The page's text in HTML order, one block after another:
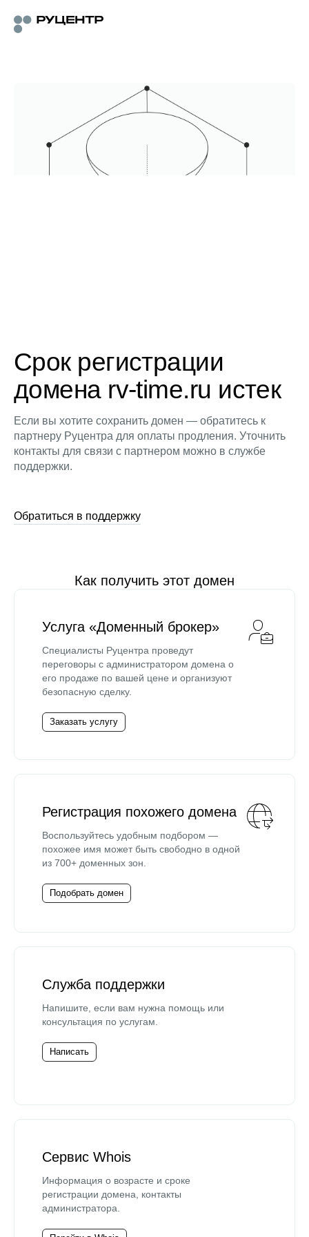
Срок регистрации
домена rv-time.ru истек
Если вы хотите сохранить домен — обратитесь к
партнеру Руцентра для оплаты продления. Уточнить
контакты для связи с партнером можно в службе
поддержки.
Обратиться в поддержку
Как получить этот домен
Услуга «Доменный брокер»
Специалисты Руцентра проведут
переговоры с администратором домена о
его продаже по вашей цене и организуют
безопасную сделку.
Заказать услугу
Регистрация похожего домена
Воспользуйтесь удобным подбором —
похожее имя может быть свободно в одной
из 700+ доменных зон.
Подобрать домен
Служба поддержки
Напишите, если вам нужна помощь или
консультация по услугам.
Написать
Сервис Whois
Информация о возрасте и сроке
регистрации домена, контакты
администратора.